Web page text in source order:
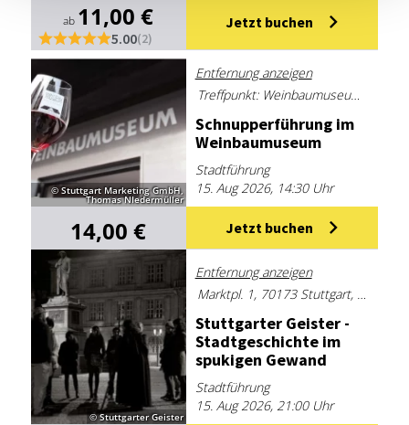
ab 11,00 €
5.00(2)
Jetzt buchen
© Stuttgart Marketing GmbH,
Thomas NIedermüller
Entfernung anzeigen
Treffpunkt: Weinbaumuseum Stuttgart-Uhlbach, Uhlbacher Platz 4, 70329 Stuttgart
Schnup­per­füh­rung im
Wein­bau­mu­se­um
Stadtführung
15. Aug 2026, 14:30 Uhr
14,00 € Jetzt buchen
© Stuttgarter Geister
Entfernung anzeigen
Marktpl. 1, 70173 Stuttgart, Deutschland
Stutt­gar­ter Geis­ter -
Stadt­ge­schich­te im
spu­ki­gen Ge­wand
Stadtführung
15. Aug 2026, 21:00 Uhr